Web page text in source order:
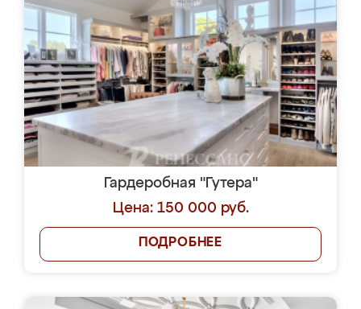
Гардеробная "Гутера"
Цена: 150 000 руб.
ПОДРОБНЕЕ